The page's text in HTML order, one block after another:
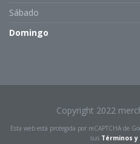
Sábado
Domingo
Copyright 2022
Esta web está protegida por reCAPTCHA de
sus Términos